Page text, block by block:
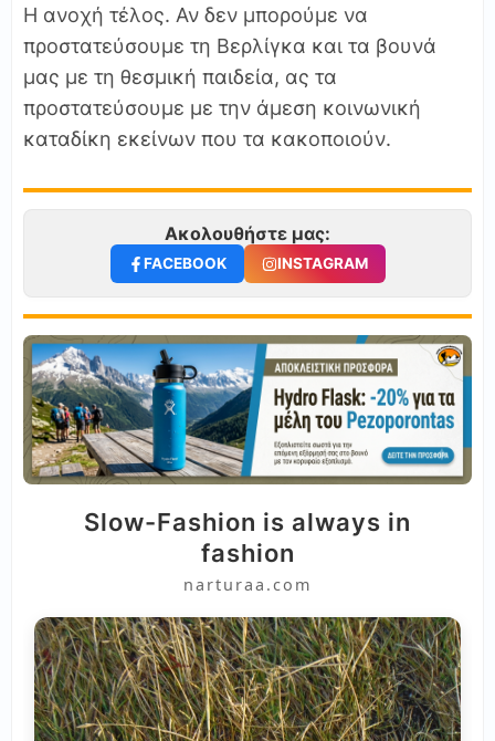
Η ανοχή τέλος. Αν δεν μπορούμε να
προστατεύσουμε τη Βερλίγκα και τα βουνά
μας με τη θεσμική παιδεία, ας τα
προστατεύσουμε με την άμεση κοινωνική
καταδίκη εκείνων που τα κακοποιούν.
Ακολουθήστε μας:
FACEBOOK INSTAGRAM
Slow-Fashion is always in
fashion
narturaa.com